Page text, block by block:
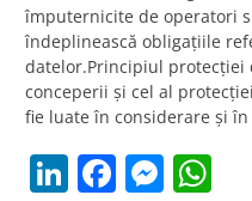
împuternicite de operatori
îndeplinească obligațiile
datelor.Principiul protecției
conceperii și cel al
fie luate în considerare și
LinkedIn